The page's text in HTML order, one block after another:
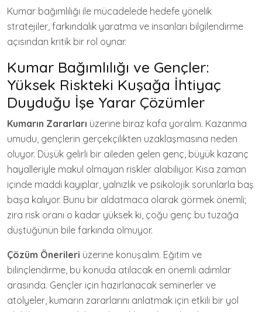
Kumar bağımlılığı ile mücadelede hedefe yönelik
stratejiler, farkındalık yaratma ve insanları bilgilendirme
açısından kritik bir rol oynar.
Kumar Bağımlılığı ve Gençler:
Yüksek Riskteki Kuşağa İhtiyaç
Duyduğu İşe Yarar Çözümler
Kumarın Zararları üzerine biraz kafa yoralım. Kazanma
umudu, gençlerin gerçekçilikten uzaklaşmasına neden
oluyor. Düşük gelirli bir aileden gelen genç, büyük kazanç
hayalleriyle makul olmayan riskler alabiliyor. Kısa zaman
içinde maddi kayıplar, yalnızlık ve psikolojik sorunlarla baş
başa kalıyor. Bunu bir aldatmaca olarak görmek önemli;
zira risk oranı o kadar yüksek ki, çoğu genç bu tuzağa
düştüğünün bile farkında olmuyor.
Çözüm Önerileri üzerine konuşalım. Eğitim ve
bilinçlendirme, bu konuda atılacak en önemli adımlar
arasında. Gençler için hazırlanacak seminerler ve
atölyeler, kumarın zararlarını anlatmak için etkili bir yol